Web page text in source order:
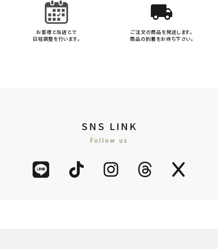
お客様と当店とで
日程調整を行います。
local_shipping
ご注文の商品を発送します。
商品の到着をお待ち下さい。
SNS LINK
Follow us